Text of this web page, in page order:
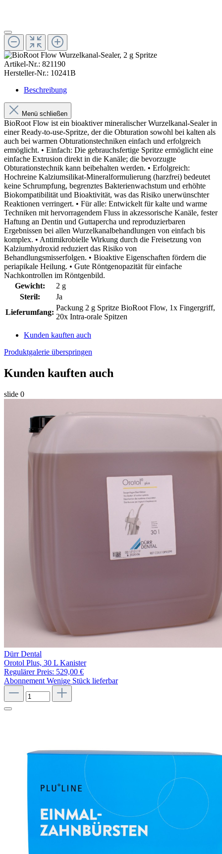
Artikel-Nr.: 821190
Hersteller-Nr.: 10241B
Beschreibung
Menü schließen
BioRoot Flow ist ein bioaktiver mineralischer Wurzelkanal-Sealer in
einer Ready-to-use-Spritze, der die Obturation sowohl bei kalten als
auch bei warmen Obturationstechniken einfach und erfolgreich
ermöglicht. • Einfach: Die gebrauchsfertige Spritze ermöglicht eine
einfache Extrusion direkt in die Kanäle; die bevorzugte
Obturationstechnik kann beibehalten werden. • Erfolgreich:
Hochreine Kalziumsilikat-Mineralformulierung (harzfrei) bedeutet
keine Schrumpfung, begrenztes Bakterienwachstum und erhöhte
Biokompatibilität und Bioaktivität, was das Risiko unerwünschter
Reaktionen verringert. • Für alle: Entwickelt für kalte und warme
Techniken mit hervorragendem Fluss in akzessorische Kanäle, fester
Haftung an Dentin und Guttapercha und reproduzierbaren
Ergebnissen bei allen Wurzelkanalbehandlungen von einfach bis
komplex. • Antimikrobielle Wirkung durch die Freisetzung von
Kalziumhydroxid reduziert das Risiko von
Behandlungsmisserfolgen. • Bioaktive Eigenschaften fördern die
periapikale Heilung. • Gute Röntgenopazität für einfache
Nachkontrollen im Röntgenbild.
Gewicht:
2 g
Steril:
Ja
Lieferumfang:
Packung 2 g Spritze BioRoot Flow, 1x Fingergriff,
20x Intra-orale Spitzen
Kunden kauften auch
Produktgalerie überspringen
Kunden kauften auch
slide 0
Dürr Dental
Orotol Plus, 30 L Kanister
Regulärer Preis: 529,00 €
Abonnement Wenige Stück lieferbar